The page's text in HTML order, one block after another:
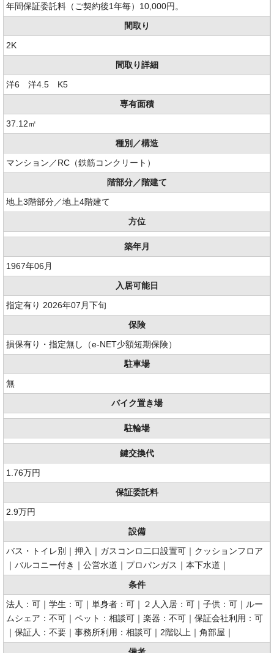
年間保証委託料（ご契約後1年毎）10,000円。
間取り
2K
間取り詳細
洋6 洋4.5 K5
専有面積
37.12㎡
種別／構造
マンション／RC（鉄筋コンクリート）
階部分／階建て
地上3階部分／地上4階建て
方位
築年月
1967年06月
入居可能日
指定有り 2026年07月下旬
保険
損保有り・指定無し（e-NET少額短期保険）
駐車場
無
バイク置き場
駐輪場
鍵交換代
1.76万円
保証委託料
2.9万円
設備
バス・トイレ別｜押入｜ガスコンロ二口設置可｜クッションフロア
｜バルコニー付き｜公営水道｜プロパンガス｜本下水道｜
条件
法人：可｜学生：可｜単身者：可｜２人入居：可｜子供：可｜ルー
ムシェア：不可｜ペット：相談可｜楽器：不可｜保証会社利用：可
｜保証人：不要｜事務所利用：相談可｜2階以上｜角部屋｜